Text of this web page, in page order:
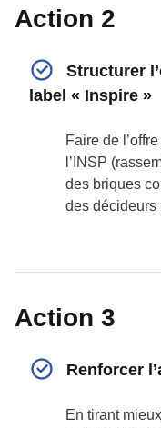
Action 2
Structurer
label « Inspire »
Faire de
l’INSP
des briques
des décideurs
Action 3
Renforcer
En tirant